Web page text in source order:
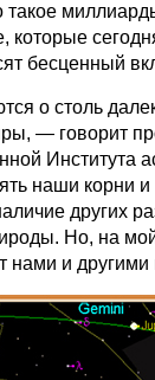
которые
бесценный
о столь
— говорит
Института
наши корни
других
Но, на
нами и другими